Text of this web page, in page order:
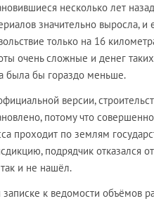
несколько лет
значительно выросла,
только на 16
очень сложные и денег
была бы гораздо меньше.
версии,
потому что
проходит по землям
подрядчик отказался
и не нашёл.
к ведомости объёмов